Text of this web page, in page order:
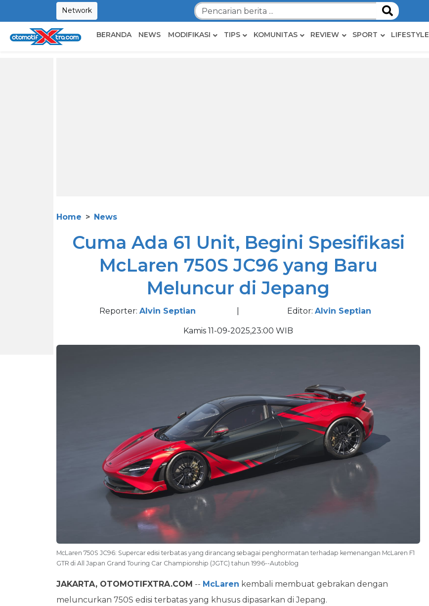
Network
BERANDA NEWS MODIFIKASI TIPS KOMUNITAS REVIEW SPORT LIFESTYLE
Home News
Cuma Ada 61 Unit, Begini Spesifikasi
McLaren 750S JC96 yang Baru
Meluncur di Jepang
Reporter: Alvin Septian Editor: Alvin Septian
Kamis 11-09-2025,23:00 WIB
McLaren 750S JC96: Supercar edisi terbatas yang dirancang sebagai penghormatan terhadap kemenangan McLaren F1
GTR di All Japan Grand Touring Car Championship (JGTC) tahun 1996--Autoblog
JAKARTA, OTOMOTIFXTRA.COM -- McLaren kembali membuat gebrakan dengan
meluncurkan 750S edisi terbatas yang khusus dipasarkan di Jepang.